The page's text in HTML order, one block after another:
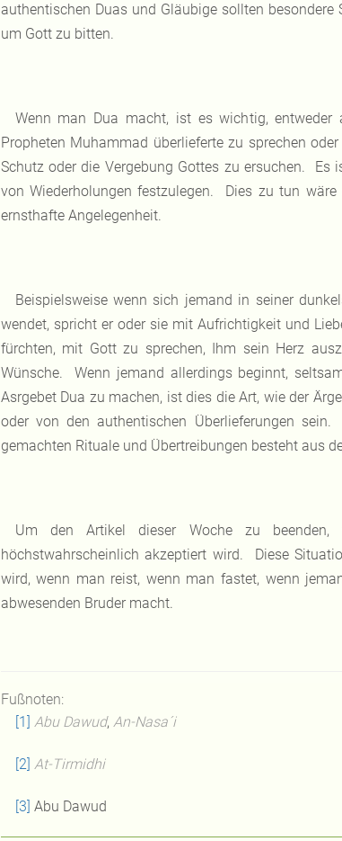
authentischen Duas und Gläubige sollten
um Gott zu bitten.
Wenn man Dua macht, ist es wichtig, entweder
Propheten Muhammad überlieferte zu sprechen
Schutz oder die Vergebung Gottes zu ersuchen. Es
von Wiederholungen festzulegen. Dies zu tun
ernsthafte Angelegenheit.
Beispielsweise wenn sich jemand in seiner
wendet, spricht er oder sie mit Aufrichtigkeit und
fürchten, mit Gott zu sprechen, Ihm sein Herz
Wünsche. Wenn jemand allerdings beginnt,
Asrgebet Dua zu machen, ist dies die Art, wie der
oder von den authentischen Überlieferungen
gemachten Rituale und Übertreibungen besteht aus
Um den Artikel dieser Woche zu
höchstwahrscheinlich akzeptiert wird. Diese
wird, wenn man reist, wenn man fastet, wenn
abwesenden Bruder macht.
Fußnoten:
[1] Abu Dawud, An-Nasa´i
[2] At-Tirmidhi
[3] Abu Dawud